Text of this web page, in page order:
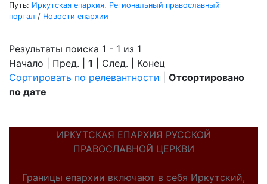
Путь: Иркутская епархия. Региональный православный
портал / Новости епархии
Результаты поиска 1 - 1 из 1
Начало | Пред. | 1 | След. | Конец
Сортировать по релевантности
Отсортировано
по дате
ИРКУТСКАЯ ЕПАРХИЯ РУССКОЙ
ПРАВОСЛАВНОЙ ЦЕРКВИ
Границы епархии включают в себя Иркутский,